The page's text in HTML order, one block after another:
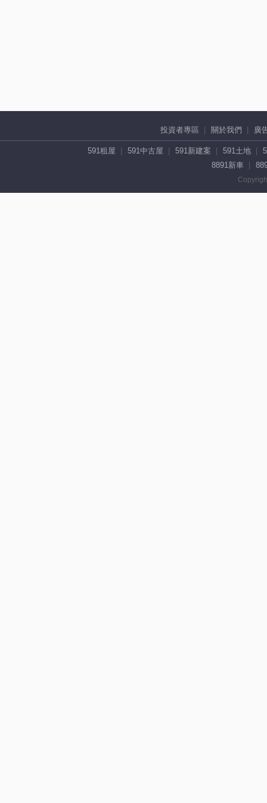
投資者專區 關於我們 廣
591租屋 591中古屋 591新建案 591土地
8891新車